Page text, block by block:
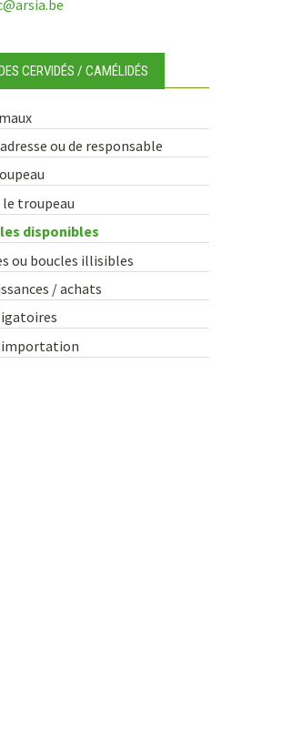
CERVIDÉS / CAMÉLIDÉS
ou de responsable
le troupeau
disponibles
ou boucles illisibles
/ achats